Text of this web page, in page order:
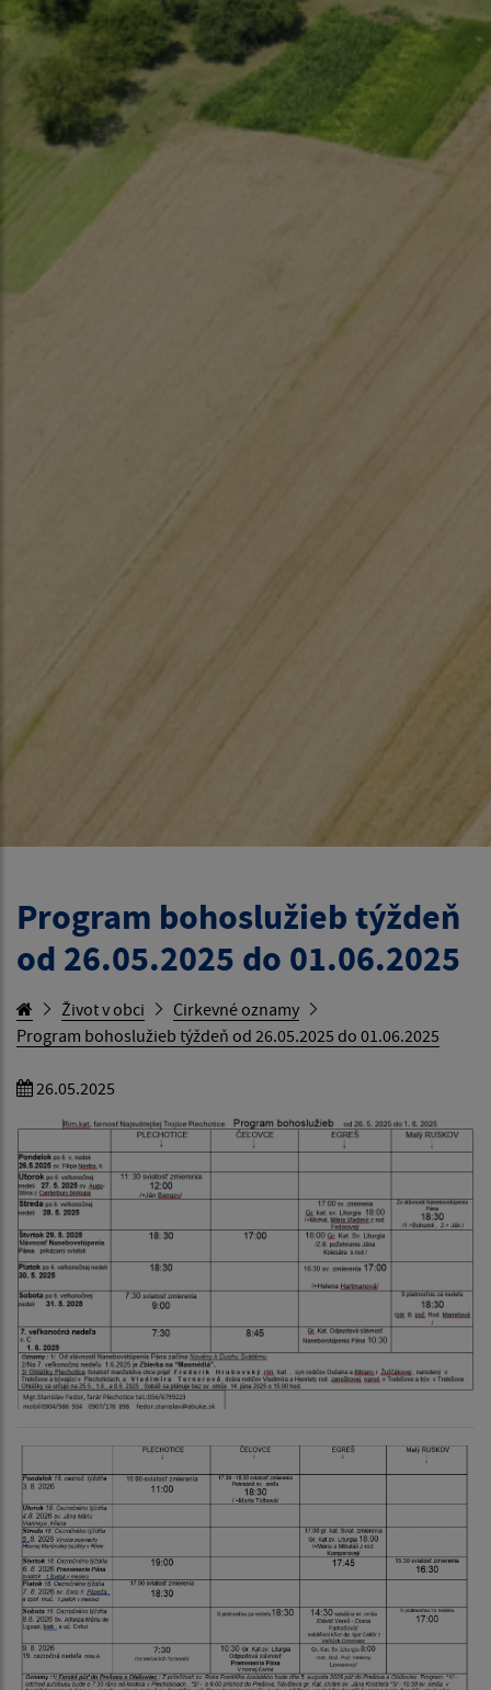
Program bohoslužieb týždeň
od 26.05.2025 do 01.06.2025
Život v obci
Cirkevné oznamy
Program bohoslužieb týždeň od 26.05.2025 do 01.06.2025
26.05.2025